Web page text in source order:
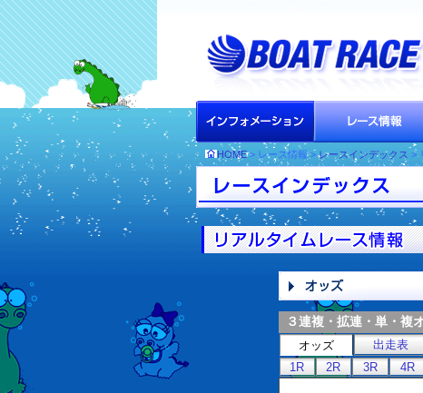
HOME> レース情報 >レースインデックス >
３連複・拡連・単・複
オッズ 出走表
1R
2R 3R 4R